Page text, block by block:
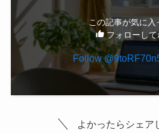
この記事が気に入
フォローして
Follow
よかったらシェア